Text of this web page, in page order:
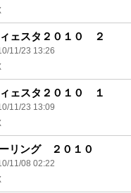
ェスタ２０１０ ２
11/23 13:26
ェスタ２０１０ １
11/23 13:09
リング ２０１０
11/08 02:22